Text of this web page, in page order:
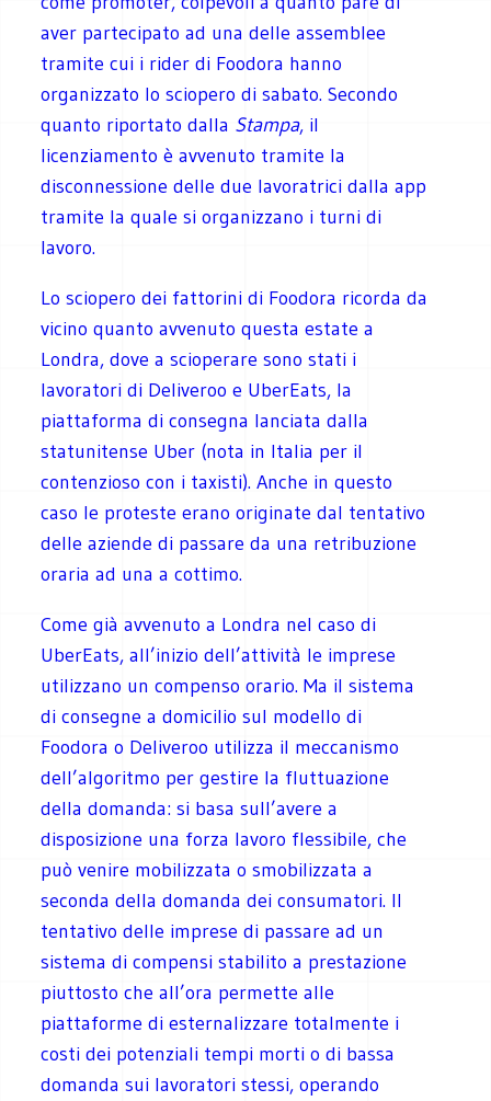
aver partecipato ad una delle assemblee
tramite cui i rider di Foodora hanno
organizzato lo sciopero di sabato. Secondo
quanto riportato dalla Stampa, il
licenziamento è avvenuto tramite la
disconnessione delle due lavoratrici dalla app
tramite la quale si organizzano i turni di
lavoro.
Lo sciopero dei fattorini di Foodora ricorda da
vicino quanto avvenuto questa estate a
Londra, dove a scioperare sono stati i
lavoratori di Deliveroo e UberEats, la
piattaforma di consegna lanciata dalla
statunitense Uber (nota in Italia per il
contenzioso con i taxisti). Anche in questo
caso le proteste erano originate dal tentativo
delle aziende di passare da una retribuzione
oraria ad una a cottimo.
Come già avvenuto a Londra nel caso di
UberEats, all’inizio dell’attività le imprese
utilizzano un compenso orario. Ma il sistema
di consegne a domicilio sul modello di
Foodora o Deliveroo utilizza il meccanismo
dell’algoritmo per gestire la fluttuazione
della domanda: si basa sull’avere a
disposizione una forza lavoro flessibile, che
può venire mobilizzata o smobilizzata a
seconda della domanda dei consumatori. Il
tentativo delle imprese di passare ad un
sistema di compensi stabilito a prestazione
piuttosto che all’ora permette alle
piattaforme di esternalizzare totalmente i
costi dei potenziali tempi morti o di bassa
domanda sui lavoratori stessi, operando